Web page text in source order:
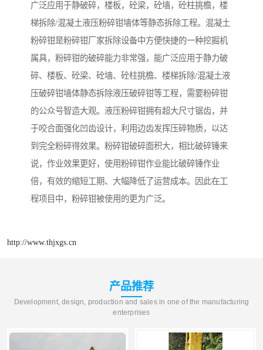
广泛应用于静破碎，楼板，砼梁，砼墙，砼柱挑檐，楼
梯拆除/混凝土液压粉碎钳墙体等静态拆除工程。混凝土
粉碎钳是粉碎钳厂家拆除设备中方便快捷的一种挖掘机
属具，粉碎钳的破碎能力非常强，能广泛应用于静力破
碎、楼板、砼梁、砼墙、砼柱挑檐、楼梯拆除/混凝土液
压破碎钳墙体静态拆除液压破碎钳等工程，需要粉碎钳
的公众号智造大观。液压粉碎钳拥有超大尺寸锯齿，并
于咬合面强化凹齿设计，利用边齿发挥压碎物质，以达
到完全粉碎得效果。粉碎钳破碎面积大，相比破碎锤来
说，作业效果更好，使用粉碎钳作业能比破碎锤作业
倍，有效的缩短工期、大幅降低了运营成本。因此在工
程项目中，粉碎钳被使用的更为广泛。
http://www.thjxgs.cn
产品推荐
Development, design, production and sales in one of the manufacturing
enterprises